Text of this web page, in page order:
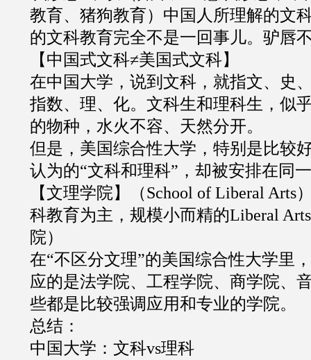
教育、猪狗教育）中国人所理解的文
的文科教育完全不是一回事儿。驴唇
【中国式文科≠美国式文科】
在中国大学，说到文科，就指文、史
指数、理、化。文科生和理科生，似
的物种，水火不容、天然分开。
但是，美国综合性大学，特别是比较
认为的“文科和理科” ，却被安排在同
【文理学院】（School of Liberal Arts
科教育为主，规模小而精的Liberal
院）
在“不区分文理”的美国综合性大学里
应的是法学院、工程学院、商学院、
些都是比较强调应用和专业的学院。
总结：
中国大学：文科vs理科